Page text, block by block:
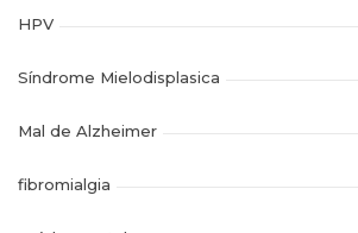
HPV
Síndrome Mielodisplasica
Mal de Alzheimer
fibromialgia